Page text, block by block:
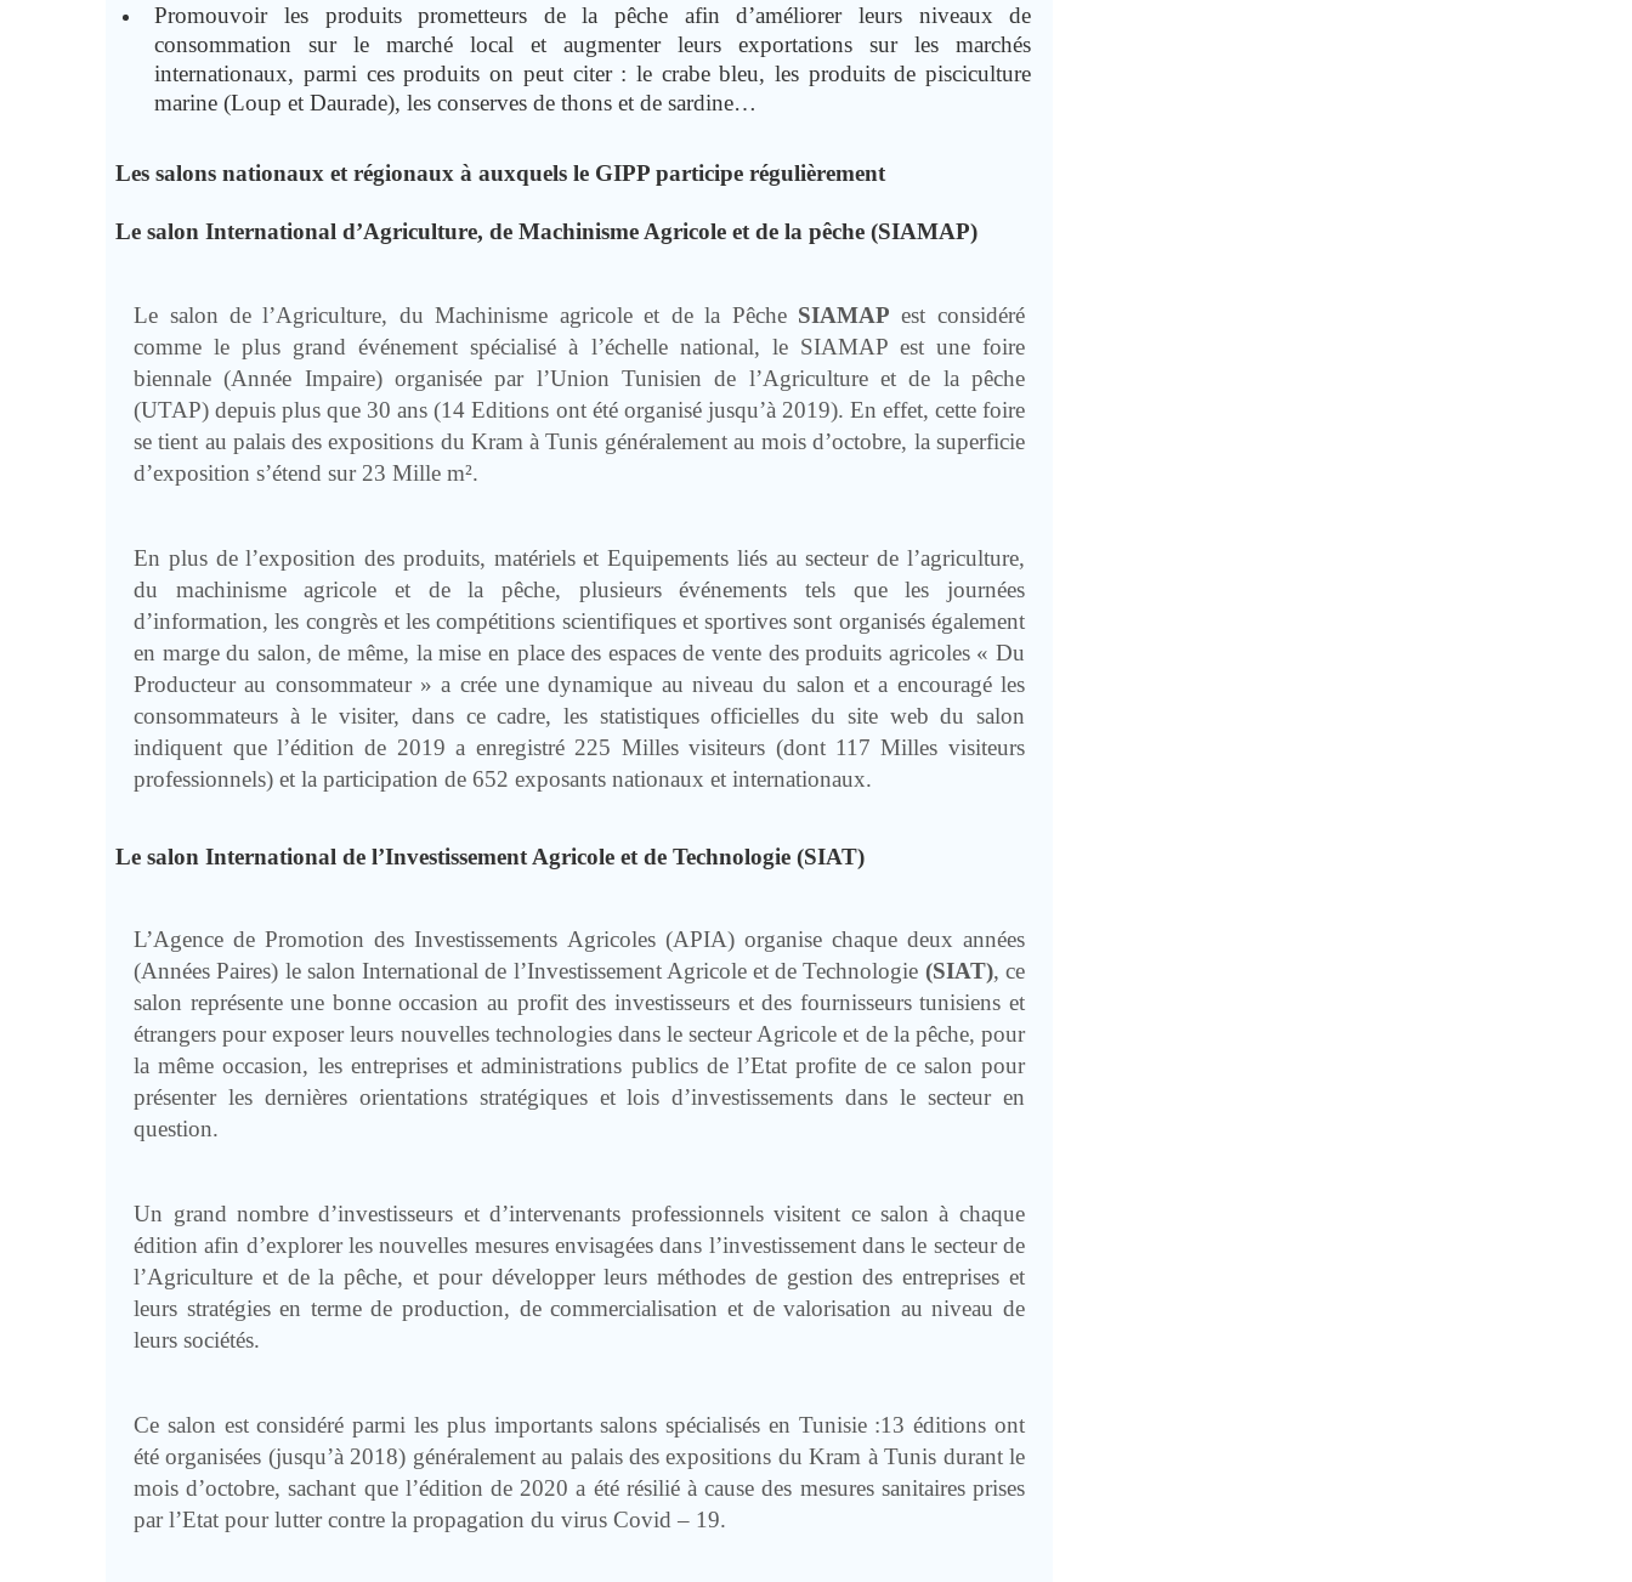
Promouvoir les produits prometteurs de la pêche afin d’améliorer leurs niveaux de
consommation sur le marché local et augmenter leurs exportations sur les marchés
internationaux, parmi ces produits on peut citer : le crabe bleu, les produits de pisciculture
marine (Loup et Daurade), les conserves de thons et de sardine…
Les salons nationaux et régionaux à auxquels le GIPP participe régulièrement
Le salon International d’Agriculture, de Machinisme Agricole et de la pêche (SIAMAP)
Le salon de l’Agriculture, du Machinisme agricole et de la Pêche SIAMAP est considéré
comme le plus grand événement spécialisé à l’échelle national, le SIAMAP est une foire
biennale (Année Impaire) organisée par l’Union Tunisien de l’Agriculture et de la pêche
(UTAP) depuis plus que 30 ans (14 Editions ont été organisé jusqu’à 2019). En effet, cette foire
se tient au palais des expositions du Kram à Tunis généralement au mois d’octobre, la superficie
d’exposition s’étend sur 23 Mille m².
En plus de l’exposition des produits, matériels et Equipements liés au secteur de l’agriculture,
du machinisme agricole et de la pêche, plusieurs événements tels que les journées
d’information, les congrès et les compétitions scientifiques et sportives sont organisés également
en marge du salon, de même, la mise en place des espaces de vente des produits agricoles « Du
Producteur au consommateur » a crée une dynamique au niveau du salon et a encouragé les
consommateurs à le visiter, dans ce cadre, les statistiques officielles du site web du salon
indiquent que l’édition de 2019 a enregistré 225 Milles visiteurs (dont 117 Milles visiteurs
professionnels) et la participation de 652 exposants nationaux et internationaux.
Le salon International de l’Investissement Agricole et de Technologie (SIAT)
L’Agence de Promotion des Investissements Agricoles (APIA) organise chaque deux années
(Années Paires) le salon International de l’Investissement Agricole et de Technologie (SIAT), ce
salon représente une bonne occasion au profit des investisseurs et des fournisseurs tunisiens et
étrangers pour exposer leurs nouvelles technologies dans le secteur Agricole et de la pêche, pour
la même occasion, les entreprises et administrations publics de l’Etat profite de ce salon pour
présenter les dernières orientations stratégiques et lois d’investissements dans le secteur en
question.
Un grand nombre d’investisseurs et d’intervenants professionnels visitent ce salon à chaque
édition afin d’explorer les nouvelles mesures envisagées dans l’investissement dans le secteur de
l’Agriculture et de la pêche, et pour développer leurs méthodes de gestion des entreprises et
leurs stratégies en terme de production, de commercialisation et de valorisation au niveau de
leurs sociétés.
Ce salon est considéré parmi les plus importants salons spécialisés en Tunisie :13 éditions ont
été organisées (jusqu’à 2018) généralement au palais des expositions du Kram à Tunis durant le
mois d’octobre, sachant que l’édition de 2020 a été résilié à cause des mesures sanitaires prises
par l’Etat pour lutter contre la propagation du virus Covid – 19.